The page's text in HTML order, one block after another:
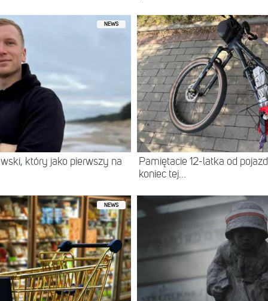
NEWS
który jako pierwszy na
Pamiętacie 12-latka od
koniec tej...
NEWS